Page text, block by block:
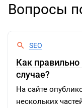
Вопросы
SEO
Как правильно
случае?
На сайте
нескольких